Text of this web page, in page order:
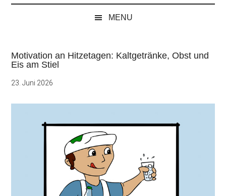
MENU
Motivation an Hitzetagen: Kaltgetränke, Obst und
Eis am Stiel
23. Juni 2026